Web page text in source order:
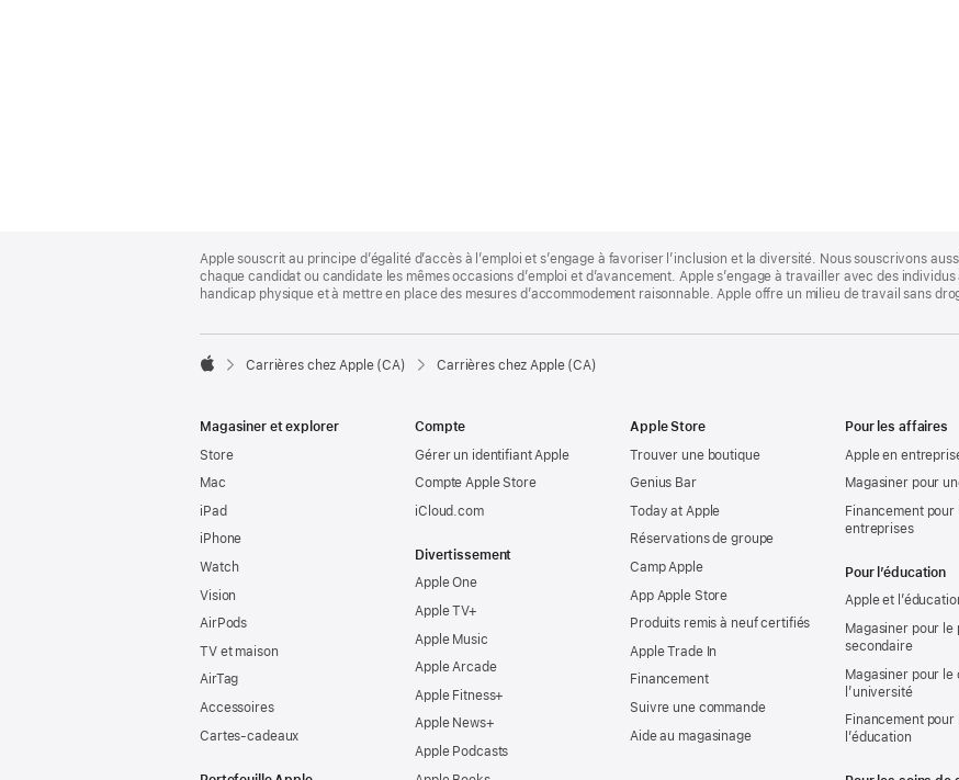
Footer
Apple souscrit au principe d’égalité d’accès à l’emploi et s’engage à favoriser l’inclusion et la diversité. Nous souscrivons
chaque candidat ou candidate les mêmes occasions d’emploi et d’avancement. Apple s’engage à travailler avec des
handicap physique et à mettre en place des mesures d’accommodement raisonnable. Apple offre un milieu de travail sans

Carrières chez Apple (CA) Carrières chez Apple (CA)
Magasiner et explorer
Store
Mac
iPad
iPhone
Watch
Vision
AirPods
TV et maison
AirTag
Accessoires
Cartes-cadeaux
Compte
Gérer un identifiant Apple
Compte Apple Store
iCloud.com
Divertissement
Apple One
Apple TV+
Apple Music
Apple Arcade
Apple Fitness+
Apple News+
Apple Podcasts
Apple Store
Trouver une boutique
Genius Bar
Today at Apple
Réservations de groupe
Camp Apple
App Apple Store
Produits remis à neuf certifiés
Apple Trade In
Financement
Suivre une commande
Aide au magasinage
Pour les affaires
Apple en
Magasiner pour
Financement pour
entreprises
Pour l’éducation
Apple et
Magasiner pour le
secondaire
Magasiner pour le
l’université
Financement
l’éducation